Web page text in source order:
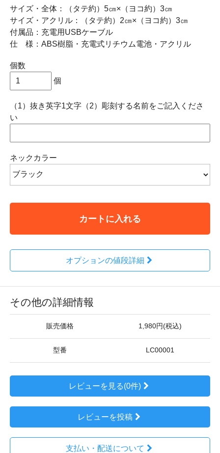
サイズ・全体：（タテ約）5㎝×（ヨコ約）3㎝
サイズ・アクリル：（タテ約）2㎝×（ヨコ約）3㎝
付属品：充電用USBケーブル
仕 様：ABS樹脂・充電式リチウム電池・アクリル
個数
個
（1）抜き英字1文字（2）彫刻する名前をご記入くださ
い
ネックカラー
カートに入れる
オプションの値段詳細
その他の詳細情報
販売価格 1,980円(税込)
型番 LC00001
レビューを見る(0件)
レビューを投稿
支払い・配送について